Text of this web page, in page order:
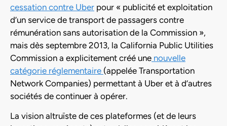
cessation contre Uber pour « publicité et exploitation
d’un service de transport de passagers contre
rémunération sans autorisation de la Commission »,
mais dès septembre 2013, la California Public Utilities
Commission a explicitement créé une nouvelle
catégorie réglementaire (appelée Transportation
Network Companies) permettant à Uber et à d’autres
sociétés de continuer à opérer.
La vision altruïste de ces plateformes (et de leurs